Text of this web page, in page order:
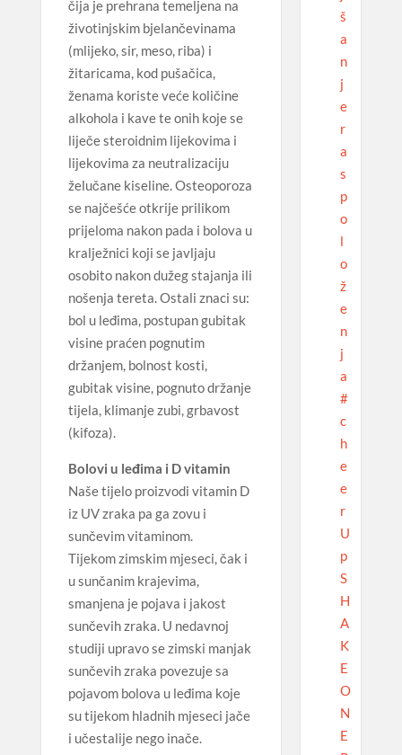
čija je prehrana temeljena na
životinjskim bjelančevinama
(mlijeko, sir, meso, riba) i
žitaricama, kod pušačica,
ženama koriste veće količine
alkohola i kave te onih koje se
liječe steroidnim lijekovima i
lijekovima za neutralizaciju
želučane kiseline. Osteoporoza
se najčešće otkrije prilikom
prijeloma nakon pada i bolova u
kralježnici koji se javljaju
osobito nakon dužeg stajanja ili
nošenja tereta. Ostali znaci su:
bol u leđima, postupan gubitak
visine praćen pognutim
držanjem, bolnost kosti,
gubitak visine, pognuto držanje
tijela, klimanje zubi, grbavost
(kifoza).
Bolovi u leđima i D vitamin
Naše tijelo proizvodi vitamin D
iz UV zraka pa ga zovu i
sunčevim vitaminom.
Tijekom zimskim mjeseci, čak i
u sunčanim krajevima,
smanjena je pojava i jakost
sunčevih zraka. U nedavnoj
studiji upravo se zimski manjak
sunčevih zraka povezuje sa
pojavom bolova u leđima koje
su tijekom hladnih mjeseci jače
i učestalije nego inače.
š
a
n
j
e
r
a
s
p
o
l
o
ž
e
n
j
a
#
c
h
e
e
r
U
p
S
H
A
K
E
O
N
E